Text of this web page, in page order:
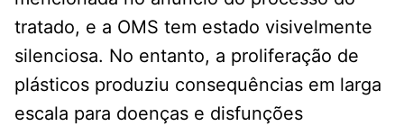
tratado, e a OMS tem estado visivelmente
silenciosa. No entanto, a proliferação de
plásticos produziu consequências em larga
escala para doenças e disfunções